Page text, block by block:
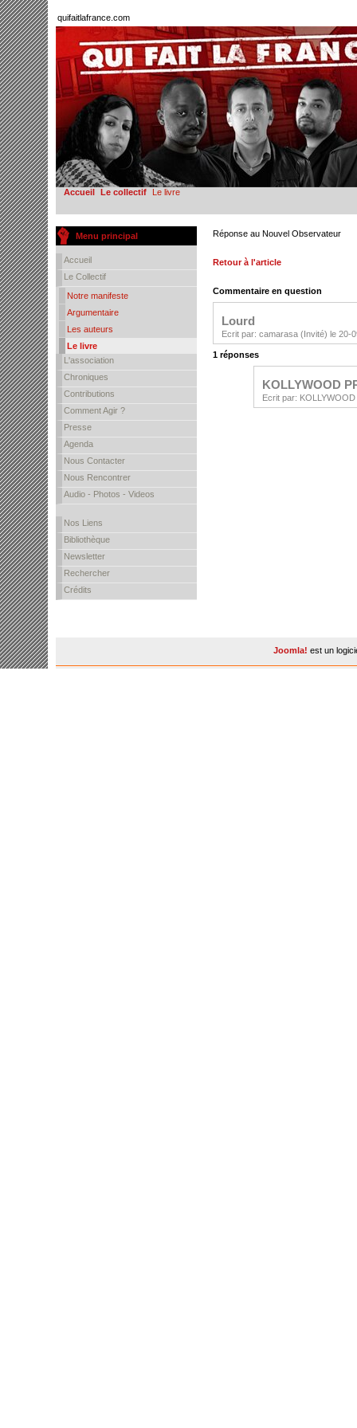
quifaitlafrance.com
Accueil Le collectif Le livre
Menu principal
Accueil
Le Collectif
Notre manifeste
Argumentaire
Les auteurs
Le livre
L'association
Chroniques
Contributions
Comment Agir ?
Presse
Agenda
Nous Contacter
Nous Rencontrer
Audio - Photos - Videos
Nos Liens
Bibliothèque
Newsletter
Rechercher
Crédits
Réponse au Nouvel Observateur
Retour à l'article
Commentaire en question
Lourd
Ecrit par: camarasa (Invité) le 20-
1 réponses
KOLLYWOOD
Ecrit par:
Joomla! est un